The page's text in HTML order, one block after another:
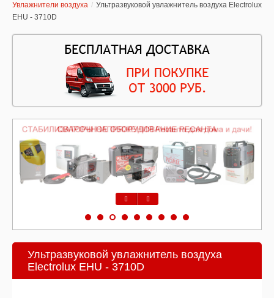
Увлажнители воздуха / Ультразвуковой увлажнитель воздуха Electrolux
EHU - 3710D
Ультразвуковой увлажнитель воздуха
Electrolux EHU - 3710D